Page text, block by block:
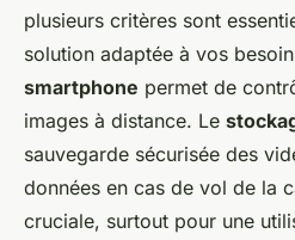
plusieurs critères sont
solution adaptée à vos
smartphone permet de
images à distance. Le
sauvegarde sécurisée des
données en cas de vol de la
cruciale, surtout pour une